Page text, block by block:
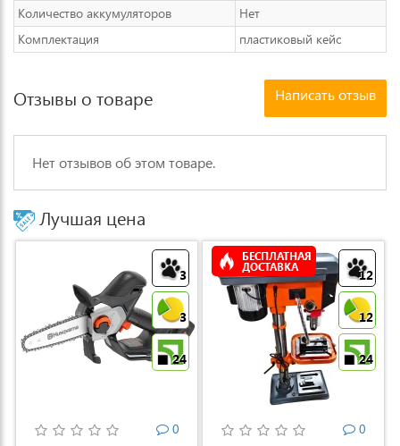
Количество аккумуляторов
Нет
Комплектация
пластиковый кейс
Отзывы о товаре Написать отзыв
Нет отзывов об этом товаре.
Лучшая цена
3
3
24
0
12
12
24
БЕСПЛАТНАЯ
ДОСТАВКА
0